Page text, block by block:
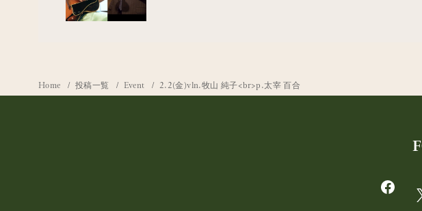
Home 投稿一覧 Event 2.2(金)vln.牧山 純子<br>p.太宰 百合